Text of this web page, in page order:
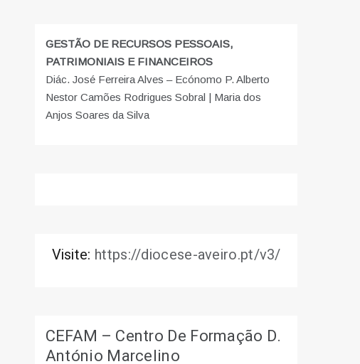
GESTÃO DE RECURSOS PESSOAIS,
PATRIMONIAIS E FINANCEIROS
Diác. José Ferreira Alves – Ecónomo P. Alberto
Nestor Camões Rodrigues Sobral | Maria dos
Anjos Soares da Silva
Visite: https://diocese-aveiro.pt/v3/
CEFAM – Centro De Formação D.
António Marcelino